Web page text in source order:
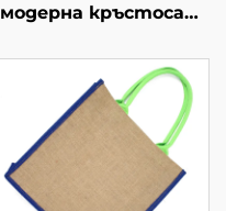
модерна кръстосана
ремък –
персонализирани
цветове за уличен